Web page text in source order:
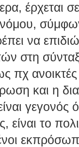
έρχεται
νόμου,
να
στη
και η
γεγονός
είναι το